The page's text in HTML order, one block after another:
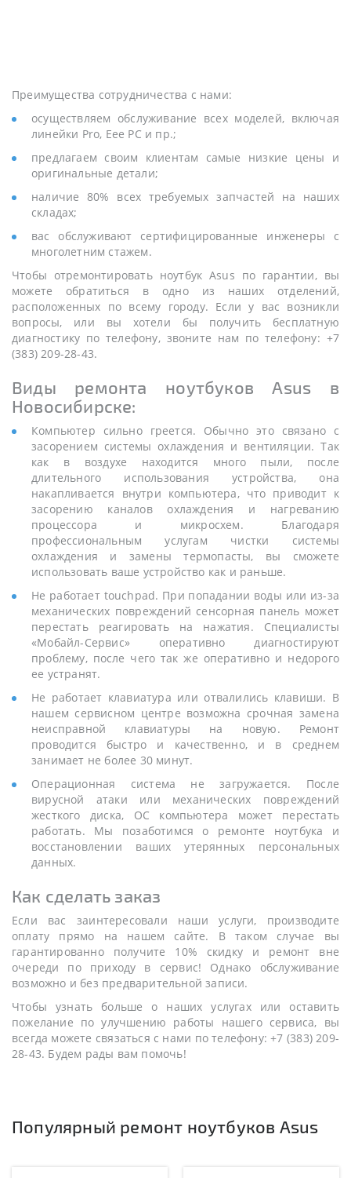
Преимущества сотрудничества с нами:
осуществляем обслуживание всех моделей, включая
линейки Pro, Eee PC и пр.;
предлагаем своим клиентам самые низкие цены и
оригинальные детали;
наличие 80% всех требуемых запчастей на наших
складах;
вас обслуживают сертифицированные инженеры с
многолетним стажем.
Чтобы отремонтировать ноутбук Asus по гарантии, вы
можете обратиться в одно из наших отделений,
расположенных по всему городу. Если у вас возникли
вопросы, или вы хотели бы получить бесплатную
диагностику по телефону, звоните нам по телефону: +7
(383) 209-28-43.
Виды ремонта ноутбуков Asus в
Новосибирске:
Компьютер сильно греется. Обычно это связано с
засорением системы охлаждения и вентиляции. Так
как в воздухе находится много пыли, после
длительного использования устройства, она
накапливается внутри компьютера, что приводит к
засорению каналов охлаждения и нагреванию
процессора и микросхем. Благодаря
профессиональным услугам чистки системы
охлаждения и замены термопасты, вы сможете
использовать ваше устройство как и раньше.
Не работает touchpad. При попадании воды или из-за
механических повреждений сенсорная панель может
перестать реагировать на нажатия. Специалисты
«Мобайл-Сервис» оперативно диагностируют
проблему, после чего так же оперативно и недорого
ее устранят.
Не работает клавиатура или отвалились клавиши. В
нашем сервисном центре возможна срочная замена
неисправной клавиатуры на новую. Ремонт
проводится быстро и качественно, и в среднем
занимает не более 30 минут.
Операционная система не загружается. После
вирусной атаки или механических повреждений
жесткого диска, ОС компьютера может перестать
работать. Мы позаботимся о ремонте ноутбука и
восстановлении ваших утерянных персональных
данных.
Как сделать заказ
Если вас заинтересовали наши услуги, производите
оплату прямо на нашем сайте. В таком случае вы
гарантированно получите 10% скидку и ремонт вне
очереди по приходу в сервис! Однако обслуживание
возможно и без предварительной записи.
Чтобы узнать больше о наших услугах или оставить
пожелание по улучшению работы нашего сервиса, вы
всегда можете связаться с нами по телефону: +7 (383) 209-
28-43. Будем рады вам помочь!
Популярный ремонт ноутбуков Asus